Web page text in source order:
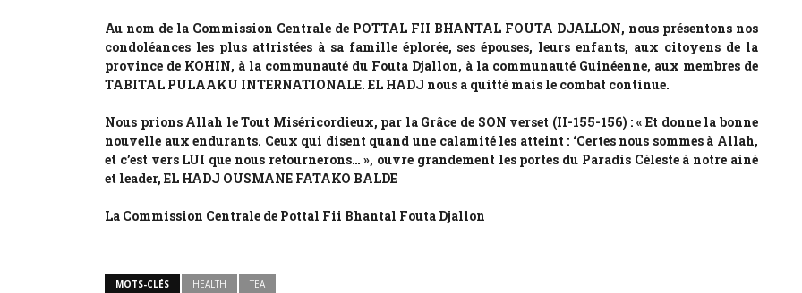
Au nom de la Commission Centrale de POTTAL FII BHANTAL FOUTA DJALLON, nous présentons nos
condoléances les plus attristées à sa famille éplorée, ses épouses, leurs enfants, aux citoyens de la
province de KOHIN, à la communauté du Fouta Djallon, à la communauté Guinéenne, aux membres de
TABITAL PULAAKU INTERNATIONALE. EL HADJ nous a quitté mais le combat continue.
Nous prions Allah le Tout Miséricordieux, par la Grâce de SON verset (II-155-156) : « Et donne la bonne
nouvelle aux endurants. Ceux qui disent quand une calamité les atteint : ‘Certes nous sommes à Allah,
et c’est vers LUI que nous retournerons… », ouvre grandement les portes du Paradis Céleste à notre ainé
et leader, EL HADJ OUSMANE FATAKO BALDE
La Commission Centrale de Pottal Fii Bhantal Fouta Djallon
MOTS-CLÉS HEALTH TEA